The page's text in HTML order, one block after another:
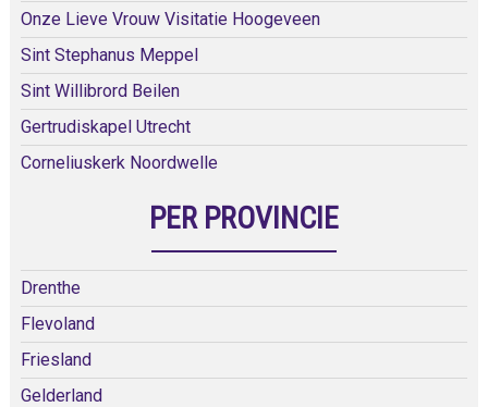
Onze Lieve Vrouw Visitatie Hoogeveen
Sint Stephanus Meppel
Sint Willibrord Beilen
Gertrudiskapel Utrecht
Corneliuskerk Noordwelle
PER PROVINCIE
Drenthe
Flevoland
Friesland
Gelderland